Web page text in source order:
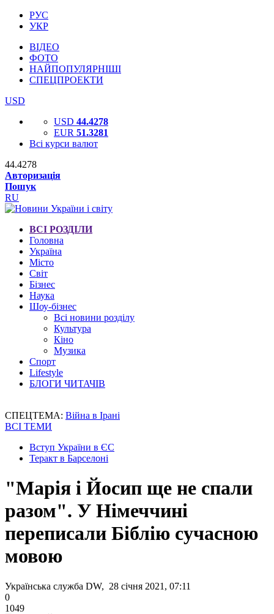
РУС
УКР
ВІДЕО
ФОТО
НАЙПОПУЛЯРНІШІ
СПЕЦПРОЕКТИ
USD
USD 44.4278
EUR 51.3281
Всі курси валют
44.4278
Авторизація
Пошук
RU
ВСІ РОЗДІЛИ
Головна
Україна
Місто
Світ
Бізнес
Наука
Шоу-бізнес
Всі новини розділу
Культура
Кіно
Музика
Спорт
Lifestyle
БЛОГИ ЧИТАЧІВ
СПЕЦТЕМА: Війна в Ірані
ВСІ ТЕМИ
Вступ України в ЄС
Теракт в Барселоні
"Марія і Йосип ще не спали
разом". У Німеччині
переписали Біблію сучасною
мовою
Українська служба DW, 28 січня 2021, 07:11
0
1049